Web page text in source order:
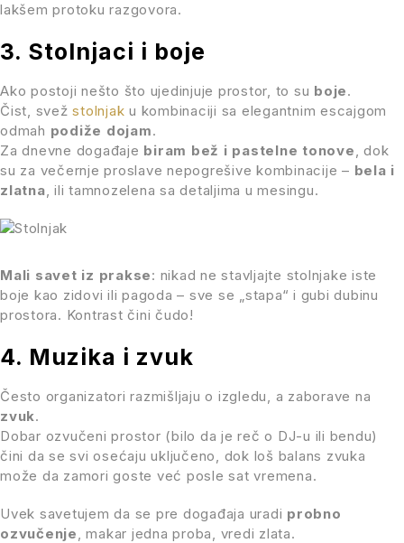
lakšem protoku razgovora.
3. Stolnjaci i boje
Ako postoji nešto što ujedinjuje prostor, to su boje.
Čist, svežstolnjak u kombinaciji sa elegantnim escajgom
odmah podiže dojam.
Za dnevne događaje biram bež i pastelne tonove, dok
su za večernje proslave nepogrešive kombinacije – bela i
zlatna, ili tamnozelena sa detaljima u mesingu.
Mali savet iz prakse: nikad ne stavljajte stolnjake iste
boje kao zidovi ili pagoda – sve se „stapa“ i gubi dubinu
prostora. Kontrast čini čudo!
4. Muzika i zvuk
Često organizatori razmišljaju o izgledu, a zaborave na
zvuk.
Dobar ozvučeni prostor (bilo da je reč o DJ-u ili bendu)
čini da se svi osećaju uključeno, dok loš balans zvuka
može da zamori goste već posle sat vremena.
Uvek savetujem da se pre događaja uradi probno
ozvučenje, makar jedna proba, vredi zlata.